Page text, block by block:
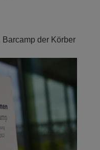
Barcamp der Körber